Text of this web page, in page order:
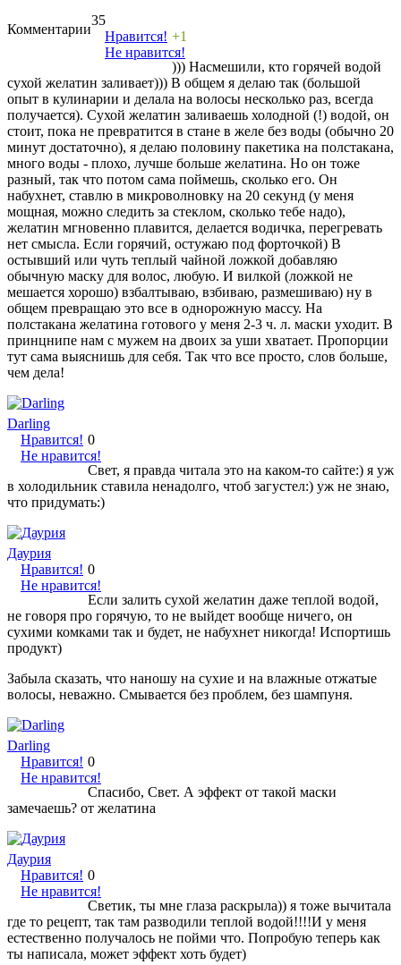
Комментарии
35
Нравится!
Не нравится!
+1
))) Насмешили, кто горячей водой
сухой желатин заливает))) В общем я делаю так (большой
опыт в кулинарии и делала на волосы несколько раз, всегда
получается). Сухой желатин заливаешь холодной (!) водой, он
стоит, пока не превратится в стане в желе без воды (обычно 20
минут достаточно), я делаю половину пакетика на полстакана,
много воды - плохо, лучше больше желатина. Но он тоже
разный, так что потом сама поймешь, сколько его. Он
набухнет, ставлю в микроволновку на 20 секунд (у меня
мощная, можно следить за стеклом, сколько тебе надо),
желатин мгновенно плавится, делается водичка, перегревать
нет смысла. Если горячий, остужаю под форточкой) В
остывший или чуть теплый чайной ложкой добавляю
обычную маску для волос, любую. И вилкой (ложкой не
мешается хорошо) взбалтываю, взбиваю, размешиваю) ну в
общем превращаю это все в однорожную массу. На
полстакана желатина готового у меня 2-3 ч. л. маски уходит. В
принцнипе нам с мужем на двоих за уши хватает. Пропорции
тут сама выяснишь для себя. Так что все просто, слов больше,
чем дела!
Darling
Нравится!
Не нравится!
0
Свет, я правда читала это на каком-то сайте:) я уж
в холодильник ставила ненадолго, чтоб загустел:) уж не знаю,
что придумать:)
Даурия
Нравится!
Не нравится!
0
Если залить сухой желатин даже теплой водой,
не говоря про горячую, то не выйдет вообще ничего, он
сухими комками так и будет, не набухнет никогда! Испортишь
продукт)
Забыла сказать, что наношу на сухие и на влажные отжатые
волосы, неважно. Смывается без проблем, без шампуня.
Darling
Нравится!
Не нравится!
0
Спасибо, Свет. А эффект от такой маски
замечаешь? от желатина
Даурия
Нравится!
Не нравится!
0
Светик, ты мне глаза раскрыла)) я тоже вычитала
где то рецепт, так там разводили теплой водой!!!!И у меня
естественно получалось не пойми что. Попробую теперь как
ты написала, может эффект хоть будет)